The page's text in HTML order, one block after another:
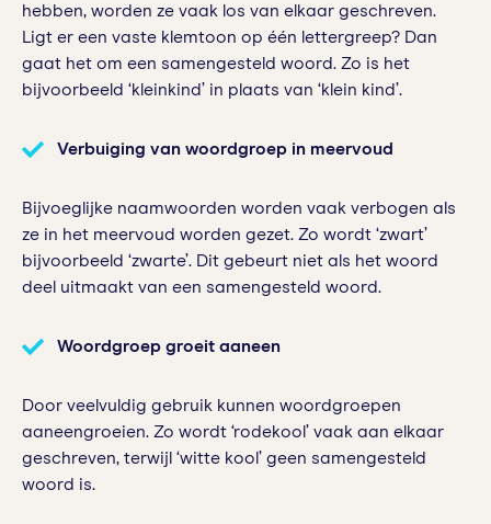
hebben, worden ze vaak los van elkaar geschreven.
Ligt er een vaste klemtoon op één lettergreep? Dan
gaat het om een samengesteld woord. Zo is het
bijvoorbeeld ‘kleinkind’ in plaats van ‘klein kind’.
Verbuiging van woordgroep in meervoud
Bijvoeglijke naamwoorden worden vaak verbogen als
ze in het meervoud worden gezet. Zo wordt ‘zwart’
bijvoorbeeld ‘zwarte’. Dit gebeurt niet als het woord
deel uitmaakt van een samengesteld woord.
Woordgroep groeit aaneen
Door veelvuldig gebruik kunnen woordgroepen
aaneengroeien. Zo wordt ‘rodekool’ vaak aan elkaar
geschreven, terwijl ‘witte kool’ geen samengesteld
woord is.